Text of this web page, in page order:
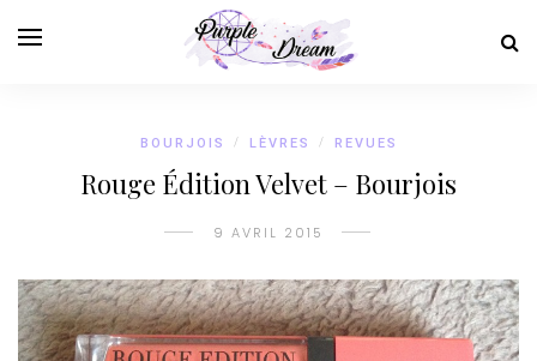
BOURJOIS / LÈVRES / REVUES
Rouge Édition Velvet – Bourjois
9 AVRIL 2015